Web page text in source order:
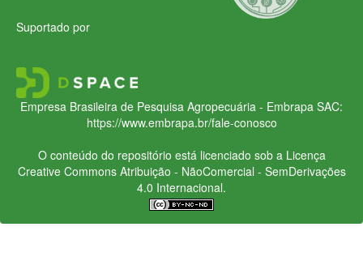
Suportado por
Empresa Brasileira de Pesquisa Agropecuária - Embrapa SAC:
https://www.embrapa.br/fale-conosco
O conteúdo do repositório está licenciado sob a Licença
Creative CommonsAtribuição - NãoComercial - SemDerivações
4.0 Internacional.